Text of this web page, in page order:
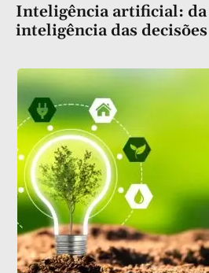
Inteligência artificial: da
inteligência das decisões